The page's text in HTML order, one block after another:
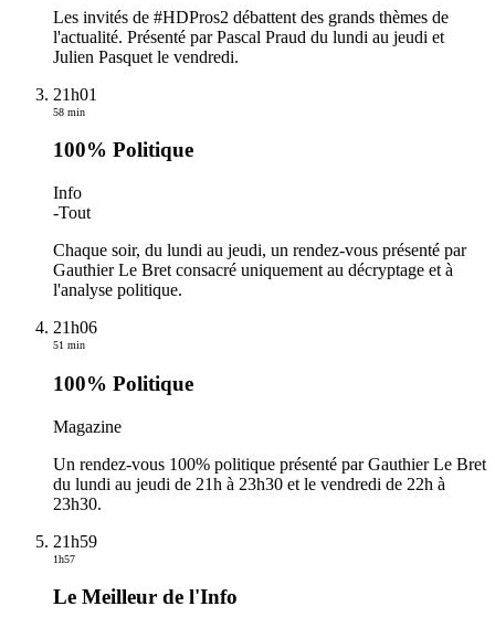
Les invités de #HDPros2 débattent des grands thèmes de
l'actualité. Présenté par Pascal Praud du lundi au jeudi et
Julien Pasquet le vendredi.
21h01
58 min
100% Politique
Info
-Tout
Chaque soir, du lundi au jeudi, un rendez-vous présenté par
Gauthier Le Bret consacré uniquement au décryptage et à
l'analyse politique.
21h06
51 min
100% Politique
Magazine
Un rendez-vous 100% politique présenté par Gauthier Le Bret
du lundi au jeudi de 21h à 23h30 et le vendredi de 22h à
23h30.
21h59
1h57
Le Meilleur de l'Info